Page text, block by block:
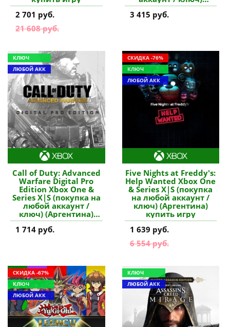
2 701 руб.
21 608 руб.
(Польша) купить игру
3 415 руб.
КЛЮЧ
ЛЮБОЙ АКК
Call of Duty: Advanced
Warfare Digital Pro
Edition Xbox One &
Series X|S (покупка на
любой аккаунт /
ключ) (Аргентина)
купить игру
1 714 руб.
СКИДКА -76%
КЛЮЧ
ЛЮБОЙ АКК
Five Nights at Freddy's:
Help Wanted Xbox One
& Series X|S (покупка
на любой аккаунт /
ключ) (Аргентина)
купить игру
1 639 руб.
6 554 руб.
СКИДКА -67%
КЛЮЧ
ЛЮБОЙ АКК
КЛЮЧ
ЛЮБОЙ АКК